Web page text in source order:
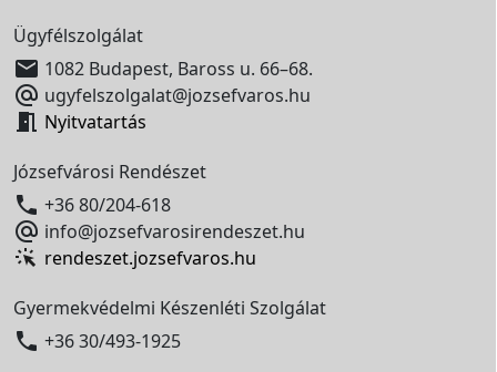
Ügyfélszolgálat
 1082 Budapest, Baross u. 66–68.
 ugyfelszolgalat@jozsefvaros.hu
 Nyitvatartás
Józsefvárosi Rendészet
 +36 80/204-618
 info@jozsefvarosirendeszet.hu
rendeszet.jozsefvaros.hu
Gyermekvédelmi Készenléti Szolgálat
 +36 30/493-1925